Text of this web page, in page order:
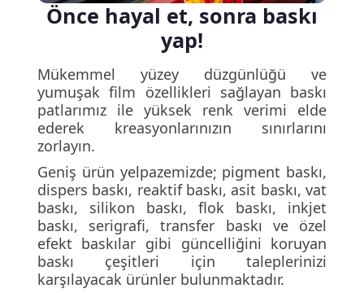
Önce hayal et, sonra baskı
yap!
Mükemmel yüzey düzgünlüğü ve
yumuşak film özellikleri sağlayan baskı
patlarımız ile yüksek renk verimi elde
ederek kreasyonlarınızın sınırlarını
zorlayın.
Geniş ürün yelpazemizde; pigment baskı,
dispers baskı, reaktif baskı, asit baskı, vat
baskı, silikon baskı, flok baskı, inkjet
baskı, serigrafi, transfer baskı ve özel
efekt baskılar gibi güncelliğini koruyan
baskı çeşitleri için taleplerinizi
karşılayacak ürünler bulunmaktadır.